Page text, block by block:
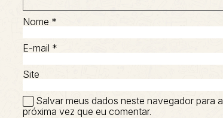
Nome *
E-mail *
Site
Salvar meus dados neste navegador para a
próxima vez que eu comentar.